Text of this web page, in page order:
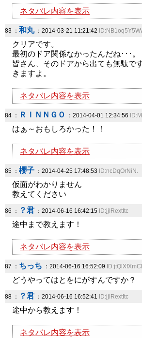
ネタバレ内容を表示
83 ： 和丸：2014-03-21 11:21:42
クリアです。
最初のドア関係なかったんだね･･･。
皆さん、そのドアから出ても無駄で
きますよ。
ネタバレ内容を表示
84 ： ＲＩＮＮＧＯ ：2014-04-01 12:34:56
はぁ～おもしろかった！！
ネタバレ内容を表示
85 ： 櫻子 ：2014-04-25 17:48:53 ID:ncDqOrNiN.
仮面がわかりません
教えてください
86 ： ？君 ：2014-06-16 16:42:15 ID:jjIRextItc
途中まで教えます！
ネタバレ内容を表示
87 ： ちっち ：2014-06-16 16:52:09
どうやってはとをにがすんですか？
88 ： ？君 ：2014-06-16 16:52:41 ID:jjIRextItc
途中から教えます！
ネタバレ内容を表示